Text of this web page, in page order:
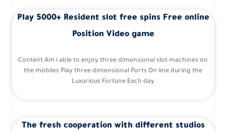
Play 5000+ Resident slot free spins Free online
Position Video game
Content Am i able to enjoy three dimensional slot machines on
the mobiles Play three dimensional Ports On line during the
Luxurious Fortune Each day
The fresh cooperation with different studios